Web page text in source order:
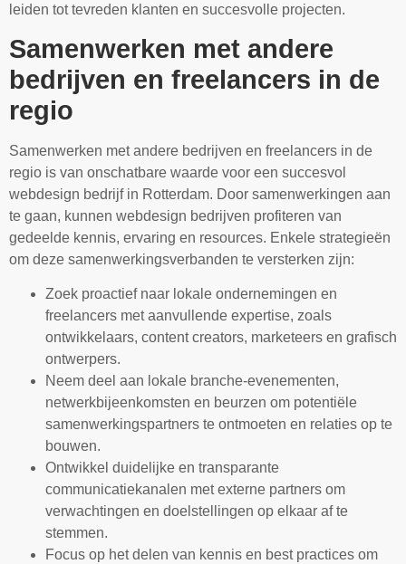
leiden tot tevreden klanten en succesvolle projecten.
Samenwerken met andere
bedrijven en freelancers in de
regio
Samenwerken met andere bedrijven en freelancers in de
regio is van onschatbare waarde voor een succesvol
webdesign bedrijf in Rotterdam. Door samenwerkingen aan
te gaan, kunnen webdesign bedrijven profiteren van
gedeelde kennis, ervaring en resources. Enkele strategieën
om deze samenwerkingsverbanden te versterken zijn:
Zoek proactief naar lokale ondernemingen en
freelancers met aanvullende expertise, zoals
ontwikkelaars, content creators, marketeers en grafisch
ontwerpers.
Neem deel aan lokale branche-evenementen,
netwerkbijeenkomsten en beurzen om potentiële
samenwerkingspartners te ontmoeten en relaties op te
bouwen.
Ontwikkel duidelijke en transparante
communicatiekanalen met externe partners om
verwachtingen en doelstellingen op elkaar af te
stemmen.
Focus op het delen van kennis en best practices om